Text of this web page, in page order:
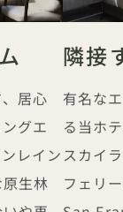
居心
グエ
レイン
生林
隣接
有名な
る当ホ
スカイ
フェリ